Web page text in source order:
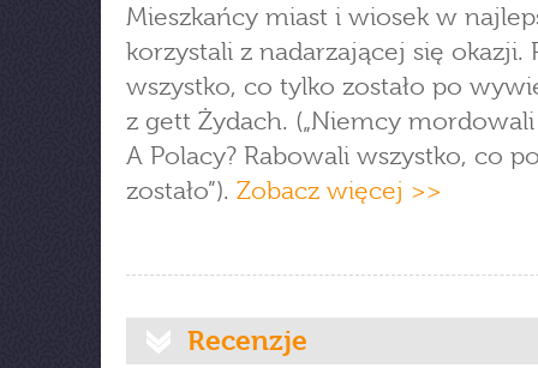
Mieszkańcy miast i wiosek w
korzystali z nadarzającej się okazji.
wszystko, co tylko zostało po
z gett Żydach. („Niemcy
A Polacy? Rabowali wszystko, co
zostało”). Zobacz więcej >>
Recenzje